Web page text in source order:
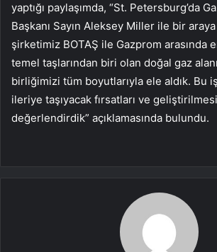
yaptığı paylaşımda, “St. Petersburg’da
Başkanı Sayın Aleksey Miller ile bir
şirketimiz BOTAŞ ile Gazprom arasında
temel taşlarından biri olan doğal gaz
birliğimizi tüm boyutlarıyla ele aldık. Bu
ileriye taşıyacak fırsatları ve
değerlendirdik” açıklamasında bulundu.